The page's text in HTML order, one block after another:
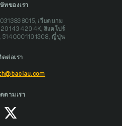
ทของเรา
เวียดนาม
201434204K, สิงคโปร์
5140001101308, ญี่ปุ่น
ดต่อเรา
ตามเรา